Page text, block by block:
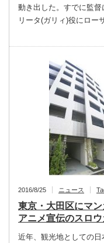
動き出した。すでに監
リータ(ガリィ)役にロ
2016/8/25 ニュース
東京・大田区にマ
アニメ宣伝のスロ
近年、観光地としての